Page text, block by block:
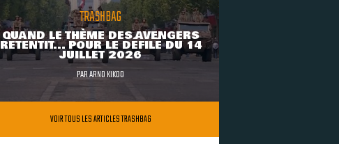
TRASHBAG
QUAND LE THÈME DES AVENGERS
RETENTIT... POUR LE DÉFILÉ DU 14
JUILLET 2026
PARARNO KIKOO
VOIR TOUS LES ARTICLES TRASHBAG